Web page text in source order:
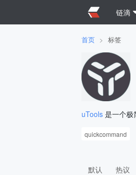
链滴
首页 > 标签
uTools 是一个极
quickcommand
默认 热议